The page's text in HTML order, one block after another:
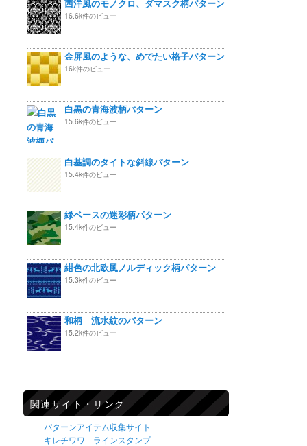
西洋風のモノクロ、ダマスク柄パターン
16.6k件のビュー
金屏風のような、めでたい格子パターン
16k件のビュー
白黒の青海波柄パターン
15.6k件のビュー
白基調のタイトな斜線パターン
15.4k件のビュー
緑ベースの迷彩柄パターン
15.4k件のビュー
紺色の北欧風ノルディック柄パターン
15.3k件のビュー
和柄 流水紋のパターン
15.2k件のビュー
関連サイト・リンク
パターンアイテム収集サイト
キレチワワ ラインスタンプ